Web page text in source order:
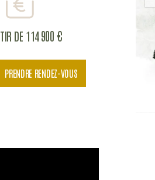
DE 114 900 €
PRENDRE RENDEZ-VOUS